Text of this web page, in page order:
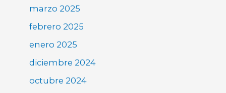
marzo 2025
febrero 2025
enero 2025
diciembre 2024
octubre 2024